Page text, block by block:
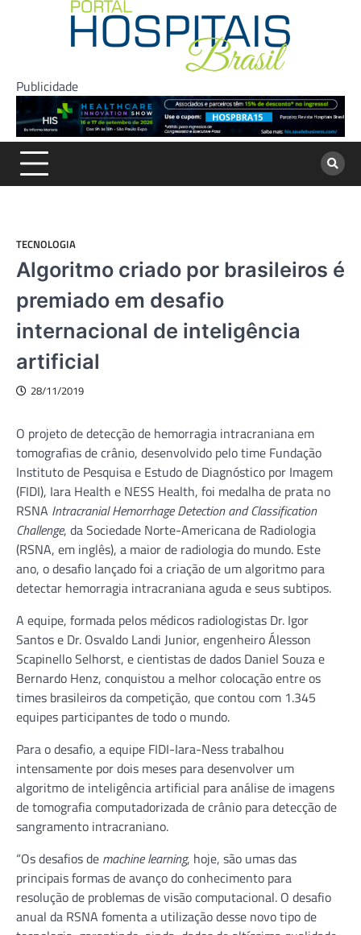
Publicidade
TECNOLOGIA
Algoritmo criado por brasileiros é
premiado em desafio
internacional de inteligência
artificial
28/11/2019
O projeto de detecção de hemorragia intracraniana em
tomografias de crânio, desenvolvido pelo time Fundação
Instituto de Pesquisa e Estudo de Diagnóstico por Imagem
(FIDI), Iara Health e NESS Health, foi medalha de prata no
RSNA Intracranial Hemorrhage Detection and Classification
Challenge, da Sociedade Norte-Americana de Radiologia
(RSNA, em inglês), a maior de radiologia do mundo. Este
ano, o desafio lançado foi a criação de um algoritmo para
detectar hemorragia intracraniana aguda e seus subtipos.
A equipe, formada pelos médicos radiologistas Dr. Igor
Santos e Dr. Osvaldo Landi Junior, engenheiro Álesson
Scapinello Selhorst, e cientistas de dados Daniel Souza e
Bernardo Henz, conquistou a melhor colocação entre os
times brasileiros da competição, que contou com 1.345
equipes participantes de todo o mundo.
Para o desafio, a equipe FIDI-Iara-Ness trabalhou
intensamente por dois meses para desenvolver um
algoritmo de inteligência artificial para análise de imagens
de tomografia computadorizada de crânio para detecção de
sangramento intracraniano.
“Os desafios de machine learning, hoje, são umas das
principais formas de avanço do conhecimento para
resolução de problemas de visão computacional. O desafio
anual da RSNA fomenta a utilização desse novo tipo de